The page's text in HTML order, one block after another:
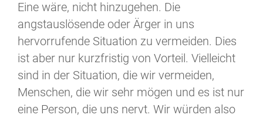
Eine wäre, nicht hinzugehen. Die
angstauslösende oder Ärger in uns
hervorrufende Situation zu vermeiden. Dies
ist aber nur kurzfristig von Vorteil. Vielleicht
sind in der Situation, die wir vermeiden,
Menschen, die wir sehr mögen und es ist nur
eine Person, die uns nervt. Wir würden also